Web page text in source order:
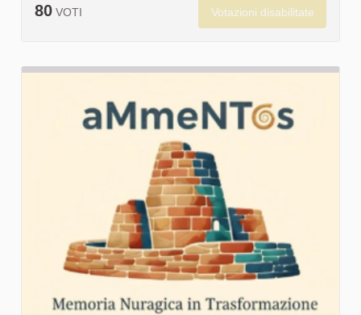
80 VOTI Votazioni disabilitate